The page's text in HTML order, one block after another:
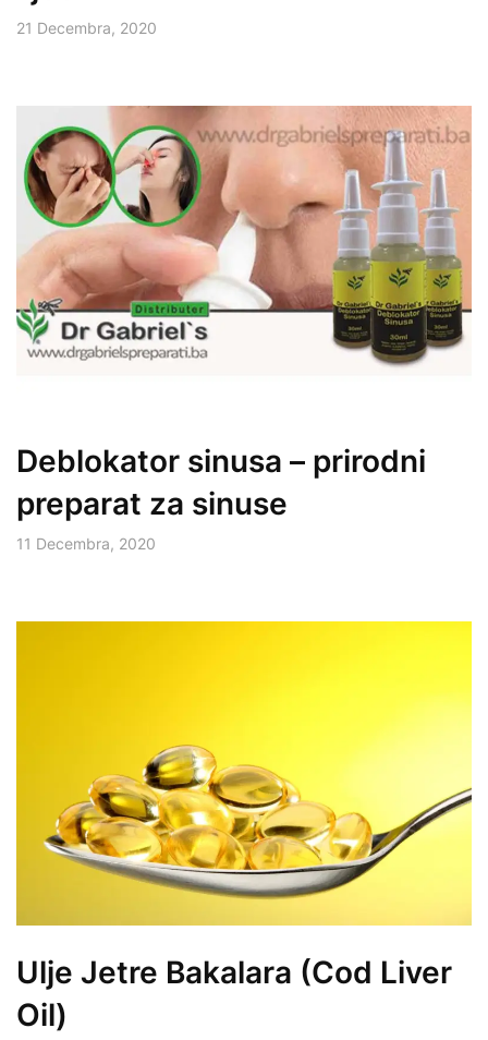
21 Decembra, 2020
Deblokator sinusa – prirodni
preparat za sinuse
11 Decembra, 2020
Ulje Jetre Bakalara (Cod Liver
Oil)